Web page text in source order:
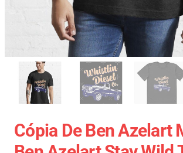
Cópia De Ben Azelart